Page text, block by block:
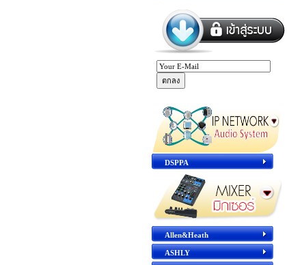
DSPPA
Allen&Heath
ASHLY